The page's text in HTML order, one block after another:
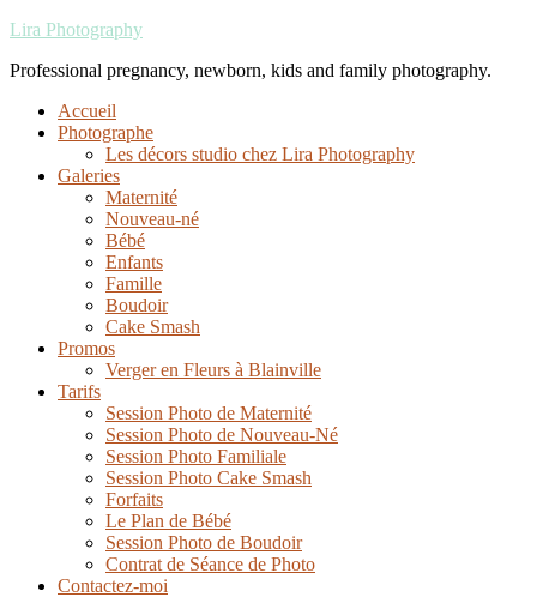
Lira Photography
Professional pregnancy, newborn, kids and family photography.
Accueil
Photographe
Les décors studio chez Lira Photography
Galeries
Maternité
Nouveau-né
Bébé
Enfants
Famille
Boudoir
Cake Smash
Promos
Verger en Fleurs à Blainville
Tarifs
Session Photo de Maternité
Session Photo de Nouveau-Né
Session Photo Familiale
Session Photo Cake Smash
Forfaits
Le Plan de Bébé
Session Photo de Boudoir
Contrat de Séance de Photo
Contactez-moi